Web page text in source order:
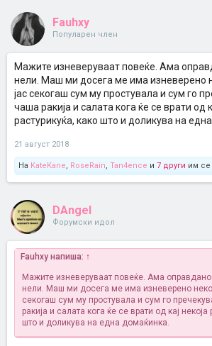
Fauhxy
Популарен член
Мажите изневеруваат повеќе. Ама
нели. Маш ми досега ме има изневерено
јас секогаш сум му простувала и сум го
чаша ракија и салата кога ќе се врати од
растурикуќа, како што и доликува на
21 август 2018
На KateKane, RoseRain, Tan4ence и 7 други им се
DAngel
Форумски идол
Fauhxy напиша: ↑
Мажите изневеруваат повеќе. Ама
нели. Маш ми досега ме има изневерено
секогаш сум му простувала и сум го
ракија и салата кога ќе се врати од кај некоја
што и доликува на една домаќинка.